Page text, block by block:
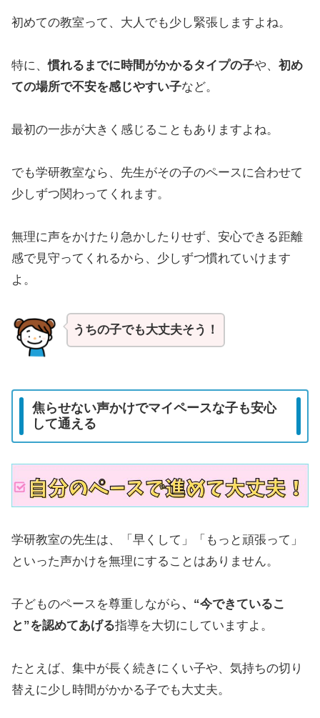
初めての教室って、大人でも少し緊張しますよね。
特に、慣れるまでに時間がかかるタイプの子や、 初め
ての場所で不安を感じやすい子など。
最初の一歩が大きく感じることもありますよね。
でも学研教室なら、先生がその子のペースに合わせて
少しずつ関わってくれます。
無理に声をかけたり急かしたりせず、安心できる距離
感で見守ってくれるから、少しずつ慣れていけます
よ。
うちの子でも大丈夫そう！
焦らせない声かけでマイペースな子も安心
して通える
学研教室の先生は、「早くして」「もっと頑張って」
といった声かけを無理にすることはありません。
子どものペースを尊重しながら、“今できているこ
と”を認めてあげる指導を大切にしていますよ。
たとえば、集中が長く続きにくい子や、気持ちの切り
替えに少し時間がかかる子でも大丈夫。